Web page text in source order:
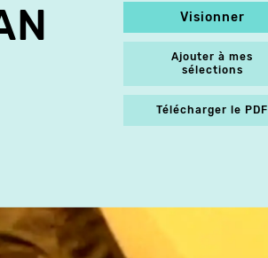
Visionner
Ajouter à mes
sélections
Télécharger le PDF